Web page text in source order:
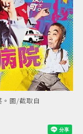
。圖/截取自